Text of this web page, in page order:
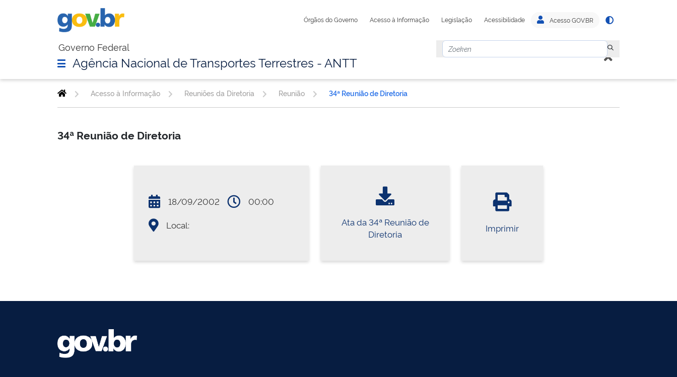
Órgãos do Governo Acesso à Informação Legislação Acessibilidade Acesso GOV.BR
Governo Federal
Agência Nacional de Transportes Terrestres - ANTT
Acesso à Informação Reuniões da Diretoria Reunião 34ª Reunião de Diretoria
34ª Reunião de Diretoria
18/09/2002 00:00
Local:
Ata da 34ª Reunião de
Diretoria
Imprimir